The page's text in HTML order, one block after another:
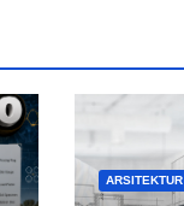
ARSITEKTUR